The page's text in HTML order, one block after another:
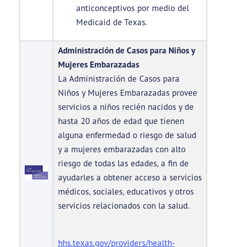
anticonceptivos por medio del
Medicaid de Texas.
Administración de Casos para Niños y
Mujeres Embarazadas
La Administración de Casos para
Niños y Mujeres Embarazadas provee
servicios a niños recién nacidos y de
hasta 20 años de edad que tienen
alguna enfermedad o riesgo de salud
y a mujeres embarazadas con alto
riesgo de todas las edades, a fin de
ayudarles a obtener acceso a servicios
médicos, sociales, educativos y otros
servicios relacionados con la salud.
hhs.texas.gov/providers/health-